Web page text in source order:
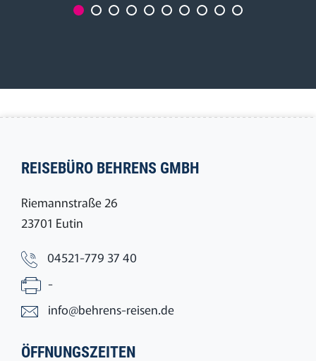
REISEBÜRO BEHRENS GMBH
Riemannstraße 26
23701 Eutin
04521-779 37 40
-
info@behrens-reisen.de
ÖFFNUNGSZEITEN